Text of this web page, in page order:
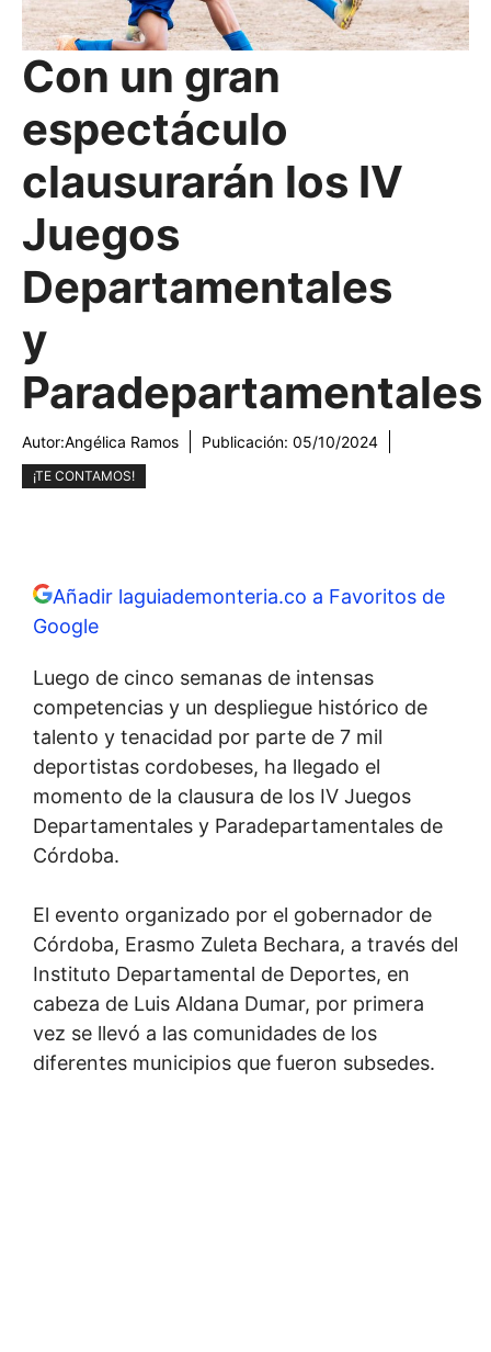
Con un gran
espectáculo
clausurarán los IV
Juegos
Departamentales
y
Paradepartamentales
Autor:Angélica Ramos Publicación: 05/10/2024
¡TE CONTAMOS!
Añadir laguiademonteria.co a Favoritos de
Google
Luego de cinco semanas de intensas
competencias y un despliegue histórico de
talento y tenacidad por parte de 7 mil
deportistas cordobeses, ha llegado el
momento de la clausura de los IV Juegos
Departamentales y Paradepartamentales de
Córdoba.
El evento organizado por el gobernador de
Córdoba, Erasmo Zuleta Bechara, a través del
Instituto Departamental de Deportes, en
cabeza de Luis Aldana Dumar, por primera
vez se llevó a las comunidades de los
diferentes municipios que fueron subsedes.